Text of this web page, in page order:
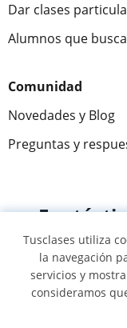
Dar clases
Alumnos que
Comunidad
Novedades y Blog
Preguntas y
305915
© 2007
Tusclases utiliza
la navegación
servicios y
consideramos